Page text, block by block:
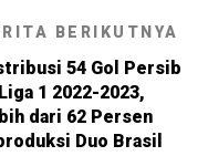
BERIKUTNYA
54 Gol Persib
1 2022-2023,
dari 62 Persen
Duo Brasil